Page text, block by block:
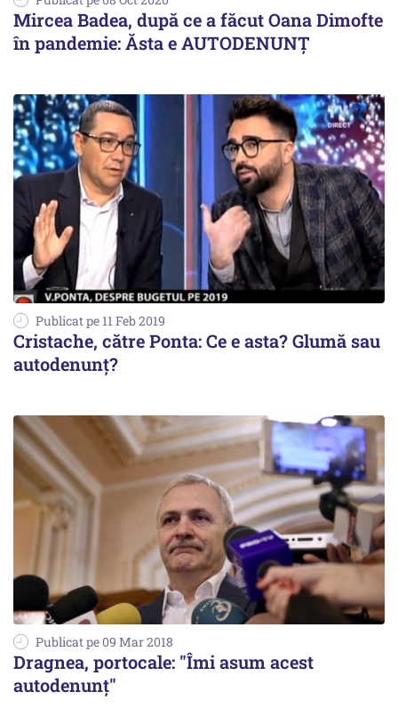
Mircea Badea, după ce a făcut Oana Dimofte
în pandemie: Ăsta e AUTODENUNȚ
Publicat pe 11 Feb 2019
Cristache, către Ponta: Ce e asta? Glumă sau
autodenunț?
Publicat pe 09 Mar 2018
Dragnea, portocale: "Îmi asum acest
autodenunț"